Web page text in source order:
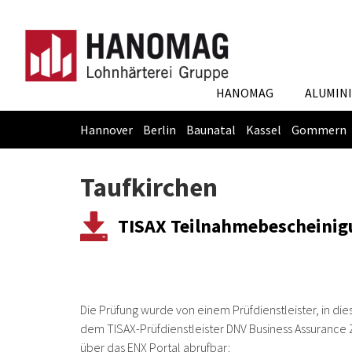
HANOMAG
are
here:
Hannover Berlin Baunatal Kassel Gommern
Taufkirchen
TISAX
Die Prüfung wurde von einem Prüfdienstleister, in
dem TISAX-Prüfdienstleister DNV Business
über das ENX Portal abrufbar: